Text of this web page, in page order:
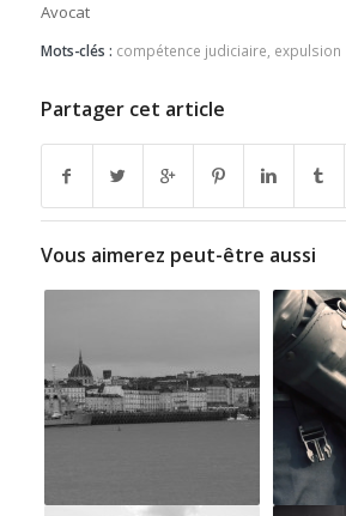
Avocat
Mots-clés : compétence judiciaire, expulsion
Partager cet article
Vous aimerez peut-être aussi